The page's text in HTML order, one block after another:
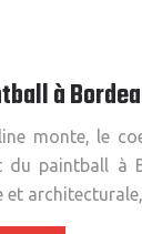
à
monte, le
du paintball à
et